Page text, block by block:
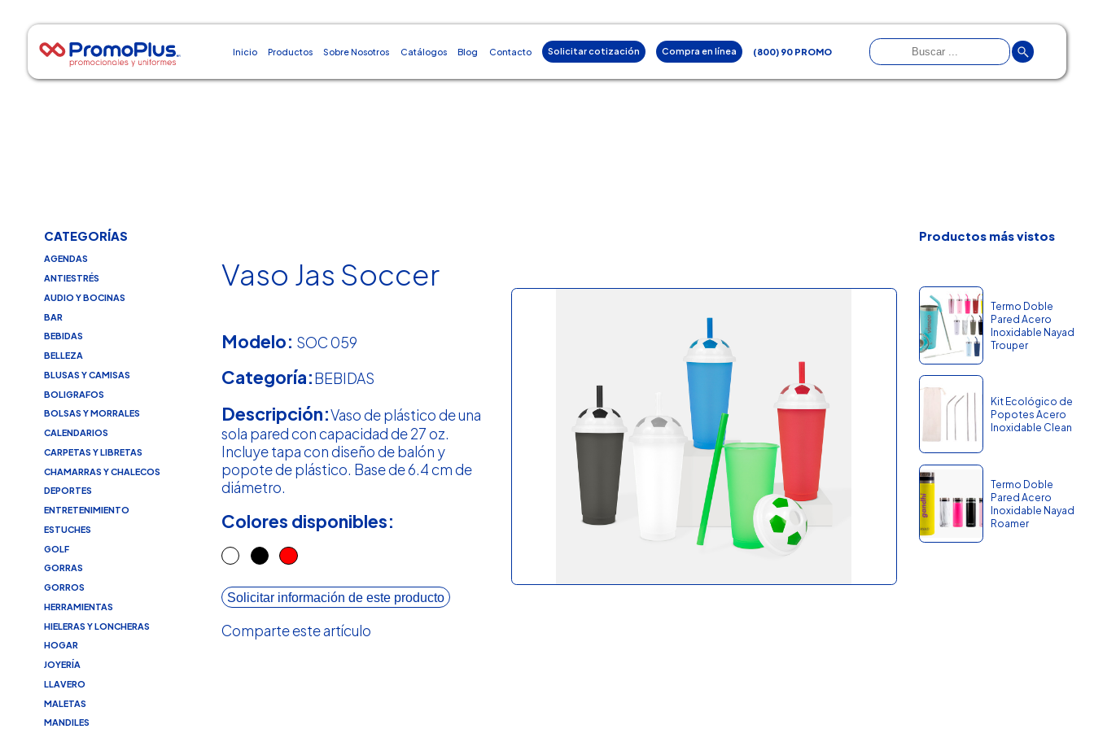
Inicio Productos Sobre Nosotros Catálogos Blog Contacto Solicitar cotización Compra en línea (800) 90 PROMO
CATEGORÍAS
AGENDAS
ANTIESTRÉS
AUDIO Y BOCINAS
BAR
BEBIDAS
BELLEZA
BLUSAS Y CAMISAS
BOLIGRAFOS
BOLSAS Y MORRALES
CALENDARIOS
CARPETAS Y LIBRETAS
CHAMARRAS Y CHALECOS
DEPORTES
ENTRETENIMIENTO
ESTUCHES
GOLF
GORRAS
GORROS
HERRAMIENTAS
HIELERAS Y LONCHERAS
HOGAR
JOYERÍA
LLAVERO
MALETAS
MANDILES
Vaso Jas Soccer
Modelo: SOC 059
Categoría:BEBIDAS
Descripción:Vaso de plástico de una
sola pared con capacidad de 27 oz.
Incluye tapa con diseño de balón y
popote de plástico. Base de 6.4 cm de
diámetro.
Colores disponibles:
Solicitar información de este producto
Comparte este artículo
Productos más vistos
Termo Doble
Pared Acero
Inoxidable Nayad
Trouper
Kit Ecológico de
Popotes Acero
Inoxidable Clean
Termo Doble
Pared Acero
Inoxidable Nayad
Roamer